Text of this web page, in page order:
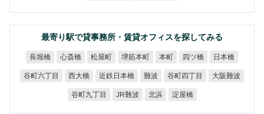
最寄り駅で貸事務所・賃貸オフィスを探してみる
長堀橋 心斎橋 松屋町 堺筋本町 本町 四ツ橋 日本橋
谷町六丁目 西大橋 近鉄日本橋 難波 谷町四丁目 大阪難波
谷町九丁目 JR難波 北浜 淀屋橋